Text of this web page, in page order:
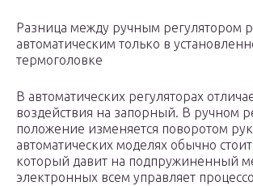
Разница между ручным регулятором
автоматическим только в
термоголовке
В автоматических регуляторах
воздействия на запорный. В ручном
положение изменяется поворотом
автоматических моделях обычно
который давит на подпружиненный
электронных всем управляет